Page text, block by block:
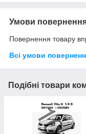
Умови
Повернення товару
Всі умови
Подібні товари